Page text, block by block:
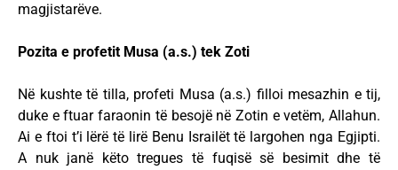
magjistarëve.
Pozita e profetit Musa (a.s.) tek Zoti
Në kushte të tilla, profeti Musa (a.s.) filloi mesazhin e tij,
duke e ftuar faraonin të besojë në Zotin e vetëm, Allahun.
Ai e ftoi t’i lërë të lirë Benu Israilët të largohen nga Egjipti.
A nuk janë këto tregues të fuqisë së besimit dhe të